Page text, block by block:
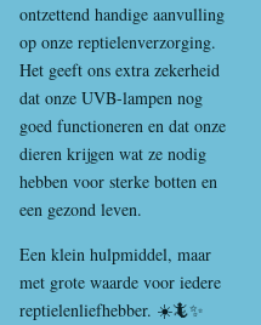
ontzettend handige aanvulling
op onze reptielenverzorging.
Het geeft ons extra zekerheid
dat onze UVB-lampen nog
goed functioneren en dat onze
dieren krijgen wat ze nodig
hebben voor sterke botten en
een gezond leven.
Een klein hulpmiddel, maar
met grote waarde voor iedere
reptielenliefhebber. ☀️🦎✨